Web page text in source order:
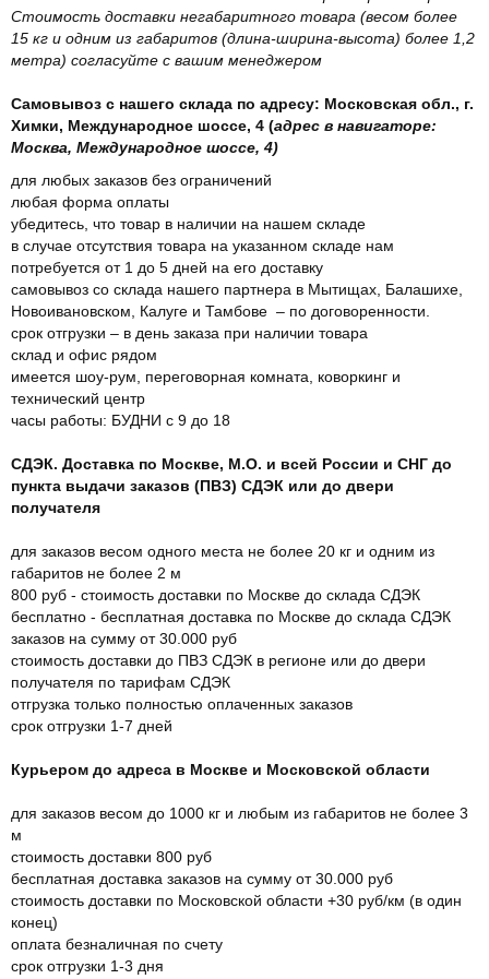
Стоимость доставки негабаритного товара (весом более
15 кг и одним из габаритов (длина-ширина-высота) более 1,2
метра) согласуйте с вашим менеджером
Самовывоз с нашего склада по адресу: Московская обл., г.
Химки, Международное шоссе, 4 (адрес в навигаторе:
Москва, Международное шоссе, 4)
для любых заказов без ограничений
любая форма оплаты
убедитесь, что товар в наличии на нашем складе
в случае отсутствия товара на указанном складе нам
потребуется от 1 до 5 дней на его доставку
самовывоз со склада нашего партнера в Мытищах, Балашихе,
Новоивановском, Калуге и Тамбове – по договоренности.
срок отгрузки – в день заказа при наличии товара
склад и офис рядом
имеется шоу-рум, переговорная комната, коворкинг и
технический центр
часы работы: БУДНИ с 9 до 18
СДЭК. Доставка по Москве, М.О. и всей России и СНГ до
пункта выдачи заказов (ПВЗ) СДЭК или до двери
получателя
для заказов весом одного места не более 20 кг и одним из
габаритов не более 2 м
800 руб - стоимость доставки по Москве до склада СДЭК
бесплатно - бесплатная доставка по Москве до склада СДЭК
заказов на сумму от 30.000 руб
стоимость доставки до ПВЗ СДЭК в регионе или до двери
получателя по тарифам СДЭК
отгрузка только полностью оплаченных заказов
срок отгрузки 1-7 дней
Курьером до адреса в Москве и Московской области
для заказов весом до 1000 кг и любым из габаритов не более 3
м
стоимость доставки 800 руб
бесплатная доставка заказов на сумму от 30.000 руб
стоимость доставки по Московской области +30 руб/км (в один
конец)
оплата безналичная по счету
срок отгрузки 1-3 дня